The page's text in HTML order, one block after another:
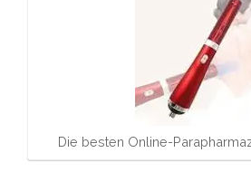
Die besten Online-